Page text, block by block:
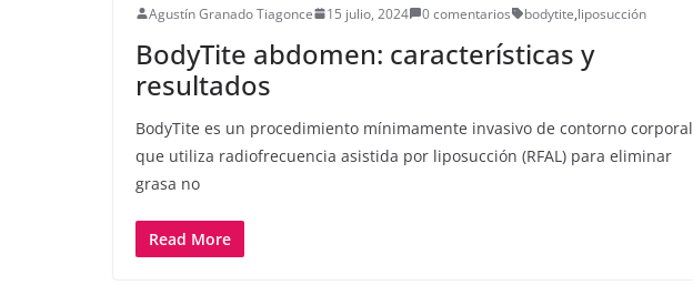
Agustín Granado Tiagonce 15 julio, 2024 0 comentarios bodytite,liposucción
BodyTite abdomen: características y
resultados
BodyTite es un procedimiento mínimamente invasivo de contorno corporal
que utiliza radiofrecuencia asistida por liposucción (RFAL) para eliminar
grasa no
Read More